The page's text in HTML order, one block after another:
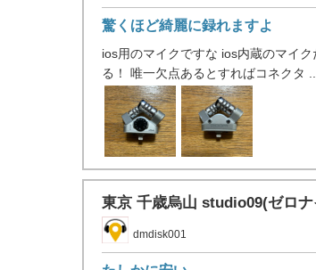
驚くほど綺麗に録れますよ
ios用のマイクですな ios内蔵のマイ
る！ 唯一欠点あるとすればコネクタ ...
東京 千歳烏山 studio09(ゼロナ
dmdisk001